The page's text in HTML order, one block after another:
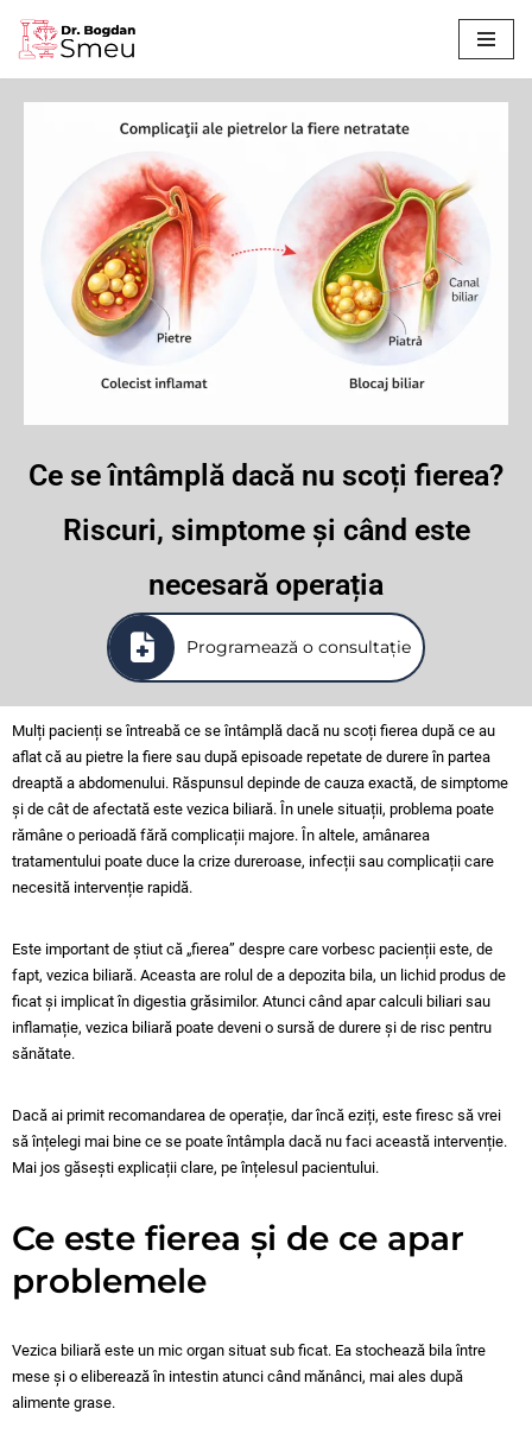
Sari
Ce se întâmplă dacă nu scoți fierea?
Riscuri, simptome și când este
necesară operația
Programează o consultație
Mulți pacienți se întreabă ce se întâmplă dacă nu scoți fierea după ce au
aflat că au pietre la fiere sau după episoade repetate de durere în partea
dreaptă a abdomenului. Răspunsul depinde de cauza exactă, de simptome
și de cât de afectată este vezica biliară. În unele situații, problema poate
rămâne o perioadă fără complicații majore. În altele, amânarea
tratamentului poate duce la crize dureroase, infecții sau complicații care
necesită intervenție rapidă.
Este important de știut că „fierea” despre care vorbesc pacienții este, de
fapt, vezica biliară. Aceasta are rolul de a depozita bila, un lichid produs de
ficat și implicat în digestia grăsimilor. Atunci când apar calculi biliari sau
inflamație, vezica biliară poate deveni o sursă de durere și de risc pentru
sănătate.
Dacă ai primit recomandarea de operație, dar încă eziți, este firesc să vrei
să înțelegi mai bine ce se poate întâmpla dacă nu faci această intervenție.
Mai jos găsești explicații clare, pe înțelesul pacientului.
Ce este fierea și de ce apar
problemele
Vezica biliară este un mic organ situat sub ficat. Ea stochează bila între
mese și o eliberează în intestin atunci când mănânci, mai ales după
alimente grase.